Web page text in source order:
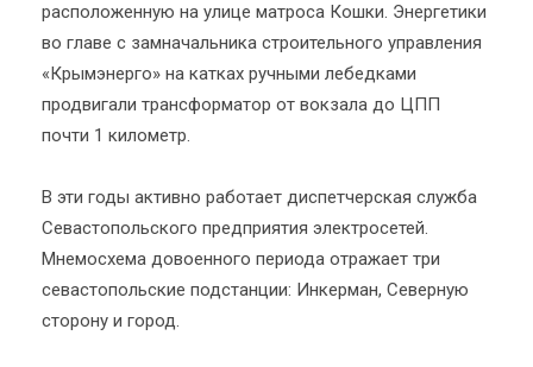
расположенную на улице матроса Кошки. Энергетики
во главе с замначальника строительного управления
«Крымэнерго» на катках ручными лебедками
продвигали трансформатор от вокзала до ЦПП
почти 1 километр.
В эти годы активно работает диспетчерская служба
Севастопольского предприятия электросетей.
Мнемосхема довоенного периода отражает три
севастопольские подстанции: Инкерман, Северную
сторону и город.